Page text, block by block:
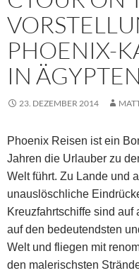
PHOENIX-
IN ÄGYPTEN
23. DEZEMBER 2014
Phoenix Reisen ist ein
Jahren die Urlauber zu
Welt führt. Zu Lande und
unauslöschliche
Kreuzfahrtschiffe sind auf
auf den bedeutendsten
Welt und fliegen mit
den malerischsten